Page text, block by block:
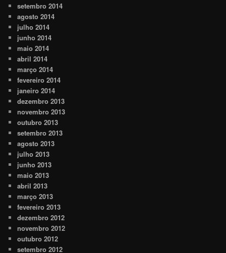
setembro 2014
agosto 2014
julho 2014
junho 2014
maio 2014
abril 2014
março 2014
fevereiro 2014
janeiro 2014
dezembro 2013
novembro 2013
outubro 2013
setembro 2013
agosto 2013
julho 2013
junho 2013
maio 2013
abril 2013
março 2013
fevereiro 2013
dezembro 2012
novembro 2012
outubro 2012
setembro 2012